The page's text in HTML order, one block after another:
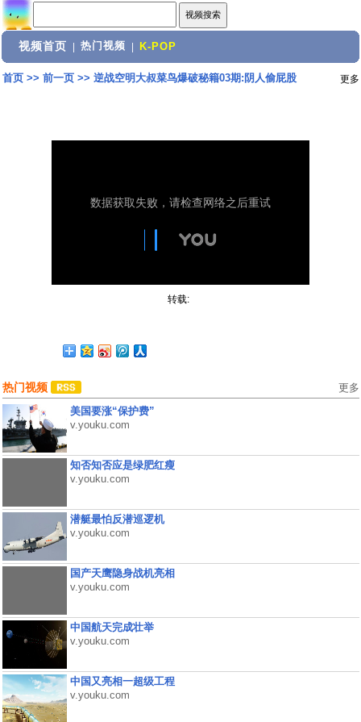
视频首页 热门视频 K-POP
首页>> 前一页>> 逆战空明大叔菜鸟爆破秘籍03期:阴人偷屁股 更多
转载:
热门视频 更多
美国要涨“保护费”
v.youku.com
知否知否应是绿肥红瘦
v.youku.com
潜艇最怕反潜巡逻机
v.youku.com
国产天鹰隐身战机亮相
v.youku.com
中国航天完成壮举
v.youku.com
中国又亮相一超级工程
v.youku.com